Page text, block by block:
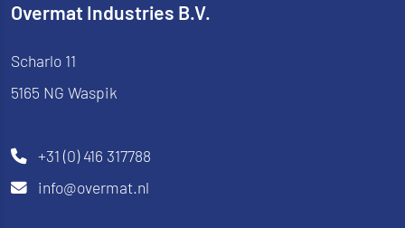
Overmat Industries B.V.
Scharlo 11
5165 NG Waspik
+31 (0) 416 317788
info@overmat.nl